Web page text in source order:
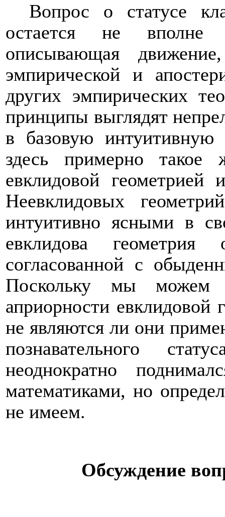
Вопрос о статусе
остается не вполне
описывающая
эмпирической и
других эмпирических
принципы выглядят
в базовую
здесь примерно
евклидовой геометрией
Неевклидовых
интуитивно ясными в
евклидова
согласованной с
Поскольку мы можем
априорности евклидовой
не являются ли они
познавательного
неоднократно
математиками, но
не имеем.
Обсуждение